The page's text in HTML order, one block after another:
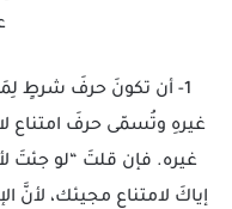
1- أن تكونَ حرفَ شرطٍ
غيرهِ وتُسمّى حرفَ امتناع
غيره. فإن قلتَ “لو جئتَ
إياكَ لامتناع مجيئك، لأنَّ